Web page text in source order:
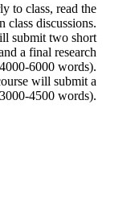
to class, read the
class discussions.
submit two short
a final research
6000 words).
will submit a
4500 words).